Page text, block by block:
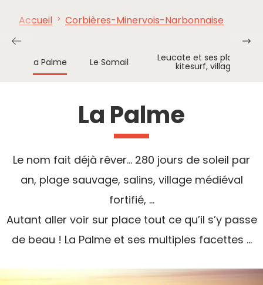
INCONTOURNABLES
Accueil Corbières-Minervois-Narbonnaise
La Palme Le Somail Leucate et ses plages :
kitesurf, village
La Palme
Le nom fait déjà rêver… 280 jours de soleil par
an, plage sauvage, salins, village médiéval
fortifié, …
Autant aller voir sur place tout ce qu’il s’y passe
de beau ! La Palme et ses multiples facettes ...